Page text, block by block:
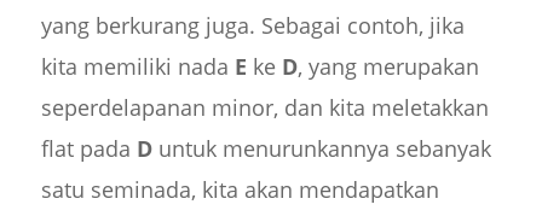
yang berkurang juga. Sebagai contoh, jika
kita memiliki nada E ke D, yang merupakan
seperdelapanan minor, dan kita meletakkan
flat pada Duntuk menurunkannya sebanyak
satu seminada, kita akan mendapatkan